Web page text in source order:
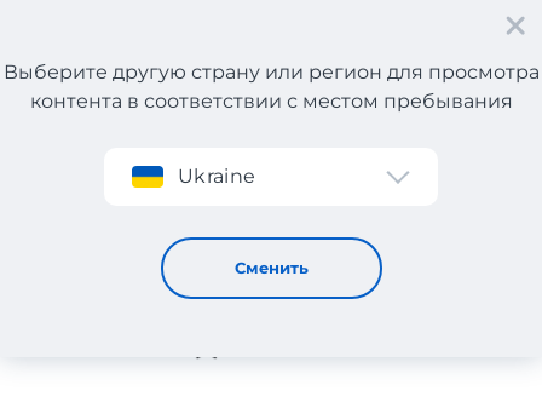
Регистрация
Выберите другую страну или регион для просмотра
контента в соответствии с местом пребывания
Ukraine
Сменить
PRIVALIA